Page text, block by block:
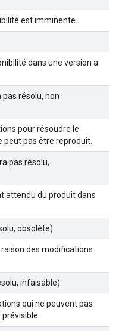
est imminente.
dans une version a
résolu, non
pour résoudre le
peut pas être reproduit.
pas résolu,
attendu du produit dans
obsolète)
des modifications
infaisable)
qui ne peuvent pas